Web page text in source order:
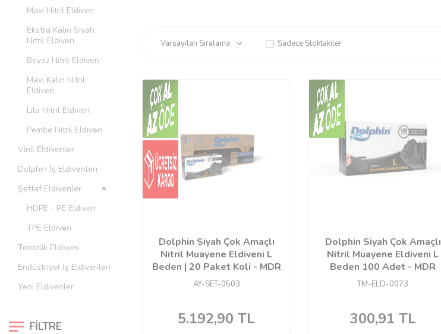
Mavi Nitril Eldiven
Ekstra Kalın Siyah
Nitril Eldiven
Beyaz Nitril Eldiven
Mavi Kalın Nitril
Eldiven
Lila Nitril Eldiven
Pembe Nitril Eldiven
Vinil Eldivenler
Dolphin İş Eldivenleri
Şeffaf Eldivenler
HDPE - PE Eldiven
TPE Eldiven
Temizlik Eldiveni
Endüstriyel İş Eldivenleri
Yeni Eldivenler
FILTRE
Sadece Stoktakiler
Dolphin Siyah Çok Amaçlı
Nitril Muayene Eldiveni L
Beden | 20 Paket Koli - MDR
AY-SET-0503
5.192,90 TL
Dolphin Siyah Çok Amaçlı
Nitril Muayene Eldiveni L
Beden 100 Adet - MDR
TM-ELD-0073
300,91 TL